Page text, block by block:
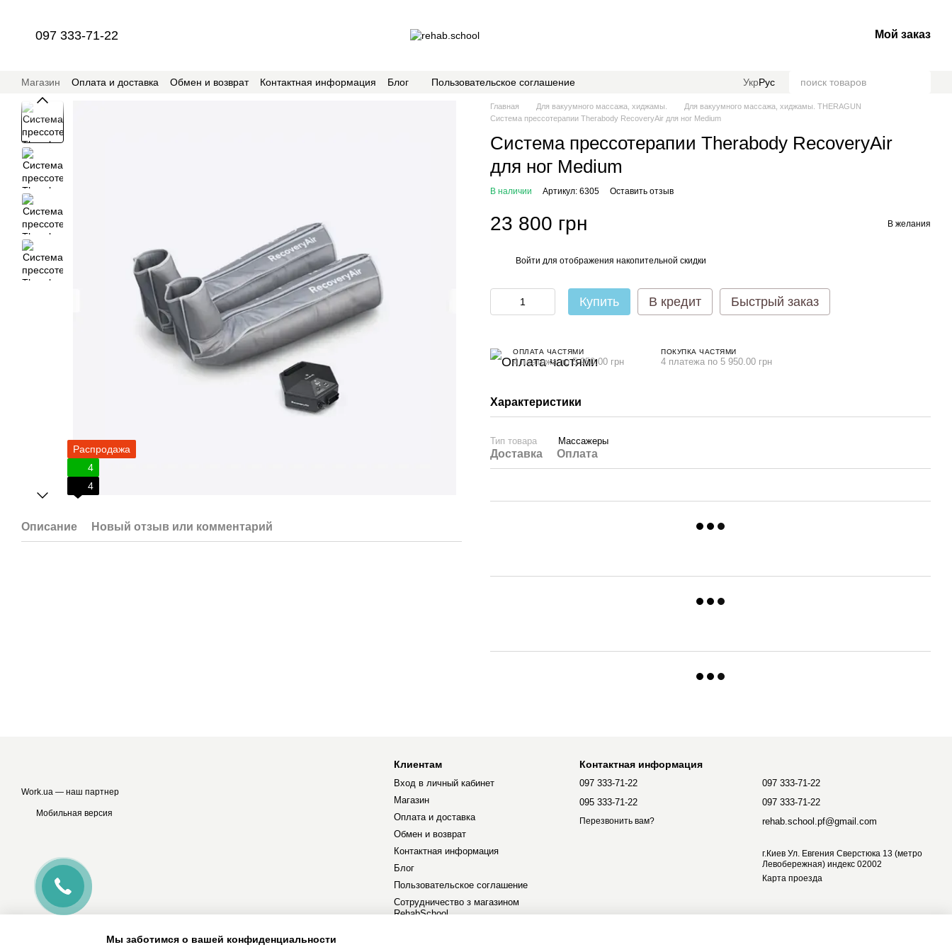
097 333-71-22 Мой заказ
Магазин Оплата и доставка Обмен и возврат Контактная информация Блог
Пользовательское соглашение
Сотрудничество з магазином RehabSchool
УкрРус
Распродажа
4
4
Описание Новый отзыв или комментарий
Главная Для вакуумного массажа, хиджамы.
Для вакуумного массажа, хиджамы. THERAGUN
Система прессотерапии Therabody RecoveryAir для ног Medium
Система прессотерапии Therabody RecoveryAir
для ног Medium
В наличии Артикул: 6305 Оставить отзыв
23 800 грн В желания
Войти для отображения накопительной скидки
Купить В кредит Быстрый заказ
ОПЛАТА ЧАСТЯМИ
4 платежа по 5 950.00 грн
ПОКУПКА ЧАСТЯМИ
4 платежа по 5 950.00 грн
Характеристики
Тип товара Массажеры
Доставка Оплата
Work.ua — наш партнер
Мобильная версия
Клиентам
Вход в личный кабинет
Магазин
Оплата и доставка
Обмен и возврат
Контактная информация
Блог
Пользовательское соглашение
Сотрудничество з магазином
RehabSchool
Контактная информация
097 333-71-22
095 333-71-22
Перезвонить вам?
097 333-71-22
097 333-71-22
rehab.school.pf@gmail.com
г.Киев Ул. Евгения Сверстюка 13 (метро
Левобережная) индекс 02002
Карта проезда
Мы заботимся о вашей конфиденциальности